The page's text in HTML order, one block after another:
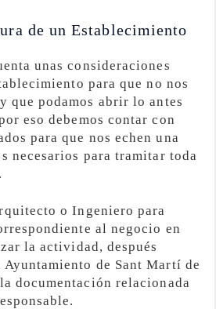
de un Establecimiento
unas consideraciones
para que no nos
que podamos abrir lo antes
eso debemos contar con
para que nos echen una
necesarios para tramitar toda
o Ingeniero para
al negocio en
la actividad, después
de Sant Martí de
documentación relacionada